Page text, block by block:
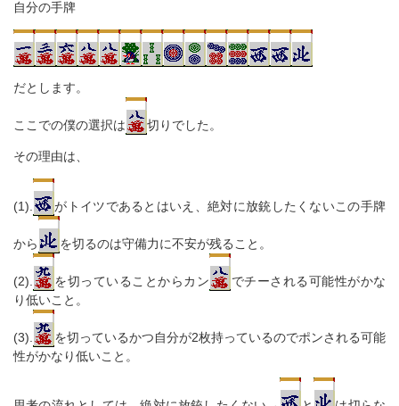
自分の手牌
だとします。
ここでの僕の選択は 切りでした。
その理由は、
(1). がトイツであるとはいえ、絶対に放銃したくないこの手牌
から を切るのは守備力に不安が残ること。
(2). を切っていることからカン
でチーされる可能性がかな
り低いこと。
(3).
を切っているかつ自分が2枚持っているのでポンされる可能
性がかなり低いこと。